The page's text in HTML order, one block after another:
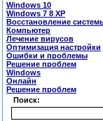
Windows 10
Windows 7 8 XP
Восстановление
Компьютер
Лечение вирусов
Оптимизация настройки
Ошибки и проблемы
Решение проблем
Windows
Онлайн
Решение проблем
Поиск: